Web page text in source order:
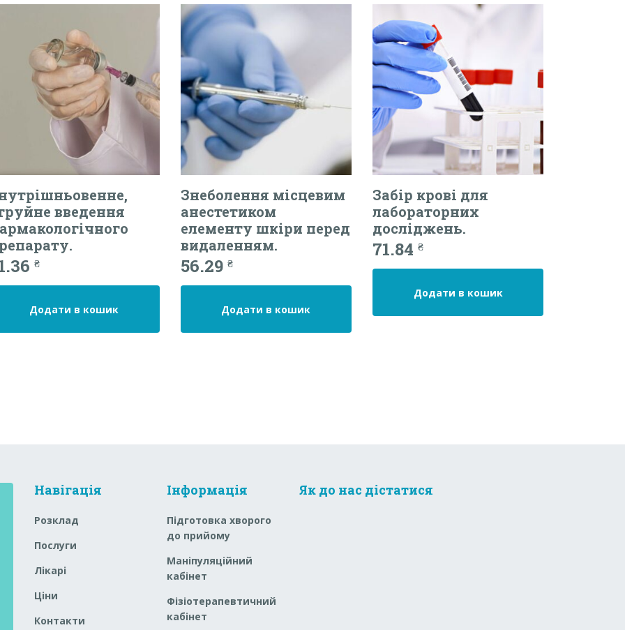
введення
₴
Додати в кошик
Знеболення місцевим
анестетиком
елементу шкіри перед
видаленням.
56.29₴
Додати в кошик
Забір крові для
лабораторних
досліджень.
71.84₴
Додати в кошик
Навігація
Розклад
Послуги
Лікарі
Ціни
Контакти
Інформація
Підготовка хворого
до прийому
Маніпуляційний
кабінет
Фізіотерапевтичний
кабінет
Як до нас дістатися